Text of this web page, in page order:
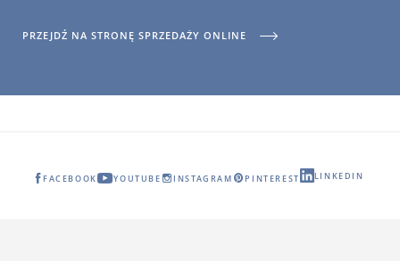
PRZEJDŹ NA STRONĘ SPRZEDAŻY ONLINE
FACEBOOK YOUTUBE INSTAGRAM PINTEREST LINKEDIN